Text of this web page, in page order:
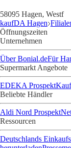
58095 Hagen, Westf
kaufDA Hagen
Öffnungszeiten
Unternehmen
Über Bonial.deFür
Supermarkt Angebote
EDEKA Prospekt
Beliebte Händler
Aldi Nord Prospekt
Ressourcen
Deutschlands